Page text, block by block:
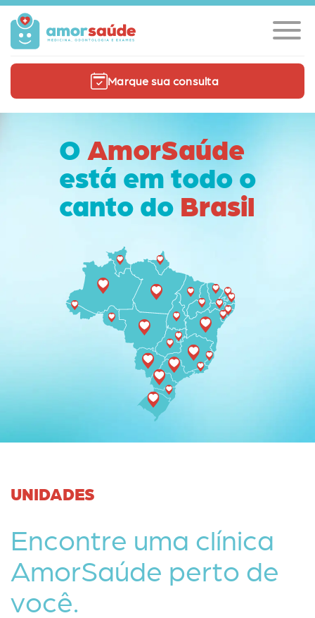
Marque sua consulta
O AmorSaúde
está em todo o
canto do Brasil
UNIDADES
Encontre uma clínica
AmorSaúde perto de
você.